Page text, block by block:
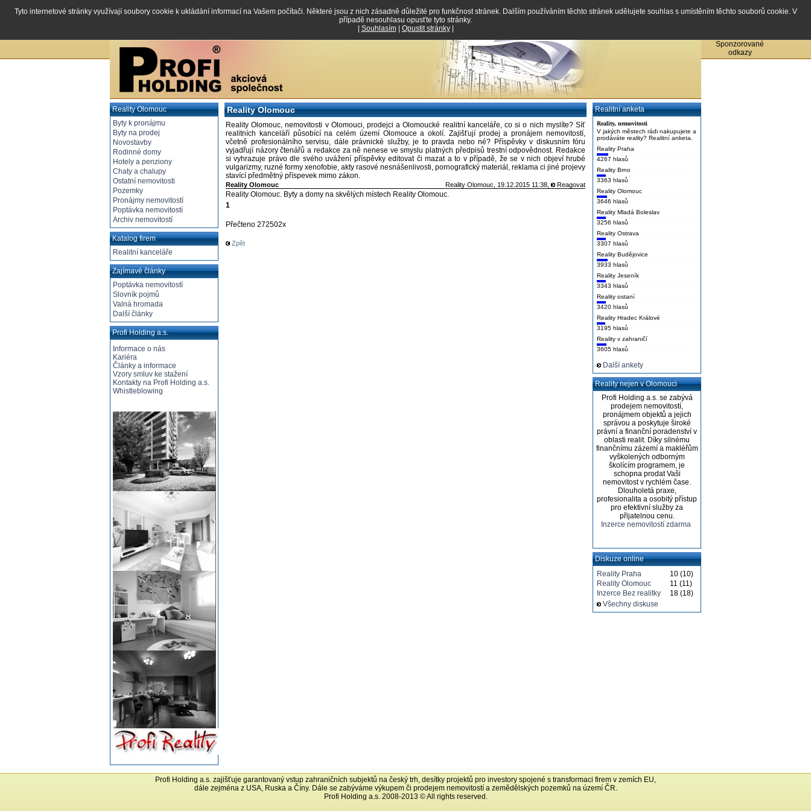
Tyto internetové stránky využívají soubory cookie k ukládání informací na Vašem počítači. Některé jsou z nich zásadně důležité pro funkčnost stránek. Dalším používáním těchto stránek udělujete souhlas s umístěním těchto souborů cookie. V
případě nesouhlasu opusťte tyto stránky.
Souhlasím| Opustit stránky|
Sponzorované
odkazy
Reality Olomouc
Byty k pronájmu
Byty na prodej
Novostavby
Rodinné domy
Hotely a penziony
Chaty a chalupy
Ostatní nemovitosti
Pozemky
Pronájmy nemovitostí
Poptávka nemovitostí
Archiv nemovitostí
Katalog firem
Realitní kanceláře
Zajímavé články
Poptávka nemovitostí
Slovník pojmů
Valná hromada
Další články
Profi Holding a.s.
Informace o nás
Kariéra
Články a informace
Vzory smluv ke stažení
Kontakty na Profi Holding a.s.
Whistleblowing
Reality Olomouc
Reality Olomouc, nemovitosti v Olomouci, prodejci a Olomoucké realitní kanceláře, co si o nich myslíte? Síť
realitních kanceláří působící na celém území Olomouce a okolí. Zajišťují prodej a pronájem nemovitostí,
včetně profesionálního servisu, dále právnické služby, je to pravda nebo né? Příspěvky v diskusním fóru
vyjadřují názory čtenářů a redakce za ně nenese ve smyslu platných předpisů trestní odpovědnost. Redakce
si vyhrazuje právo dle svého uvážení příspěvky editovat či mazat a to v případě, že se v nich objeví hrubé
vulgarizmy, ruzné formy xenofobie, akty rasové nesnášenlivosti, pornografický materiál, reklama ci jiné projevy
stavící předmětný příspevek mimo zákon.
Reality Olomouc Reality Olomouc , 19.12.2015 11:38, Reagovat
Reality Olomouc. Byty a domy na skvělých místech Reality Olomouc.
1
Přečteno 272502x
Zpět
Realitní anketa
Reality, nemovitosti
V jakých městech rádi nakupujete a
prodáváte reality? Realitní anketa.
Reality Praha
4267 hlasů
Reality Brno
3363 hlasů
Reality Olomouc
3646 hlasů
Reality Mladá Boleslav
3256 hlasů
Reality Ostrava
3307 hlasů
Reality Budějovice
3933 hlasů
Reality Jeseník
3343 hlasů
Reality ostaní
3420 hlasů
Reality Hradec Králové
3195 hlasů
Reality v zahraničí
3605 hlasů
Další ankety
Reality nejen v Olomouci
Profi Holding a.s. se zabývá
prodejem nemovitostí,
pronájmem objektů a jejich
správou a poskytuje široké
právní a finanční poradenství v
oblasti realit. Díky silnému
finančnímu zázemí a makléřům
vyškolených odborným
školícím programem, je
schopna prodat Vaši
nemovitost v rychlém čase.
Dlouholetá praxe,
profesionalita a osobitý přístup
pro efektivní služby za
přijatelnou cenu.
Inzerce nemovitostí zdarma
Diskuze online
Reality Praha
10 (10)
Reality Olomouc
11 (11)
Inzerce Bez realitky
18 (18)
Všechny diskuse
Profi Holding a.s. zajišťuje garantovaný vstup zahraničních subjektů na český trh, desítky projektů pro investory spojené s transformaci firem v zemích EU,
dále zejména z USA, Ruska a Číny. Dále se zabýváme výkupem či prodejem nemovitostí a zemědělských pozemků na území ČR.
Profi Holding a.s. 2008-2013 © All rights reserved.